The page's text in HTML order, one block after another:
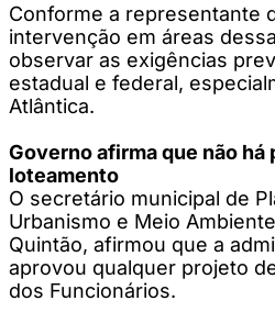
Conforme a representante
intervenção em áreas
observar as exigências
estadual e federal,
Atlântica.
Governo afirma que não há
loteamento
O secretário municipal de
Urbanismo e Meio
Quintão, afirmou que a
aprovou qualquer projeto
dos Funcionários.